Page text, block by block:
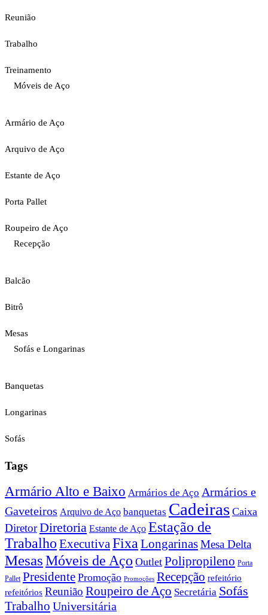
Reunião
Trabalho
Treinamento
Móveis de Aço
Armário de Aço
Arquivo de Aço
Estante de Aço
Porta Pallet
Roupeiro de Aço
Recepção
Balcão
Bitrô
Mesas
Sofás e Longarinas
Banquetas
Longarinas
Sofás
Tags
Armário Alto e Baixo Armários de Aço Armários e
Gaveteiros Arquivo de Aço banquetas Cadeiras Caixa
DiretorDiretoria Estante de Aço Estação de
Trabalho ExecutivaFixa LongarinasMesa Delta
MesasMóveis de Aço Outlet Polipropileno Porta
Pallet Presidente Promoção Promoções Recepção refeitório
refeitórios Reunião Roupeiro de Aço Secretária Sofás
Trabalho Universitária